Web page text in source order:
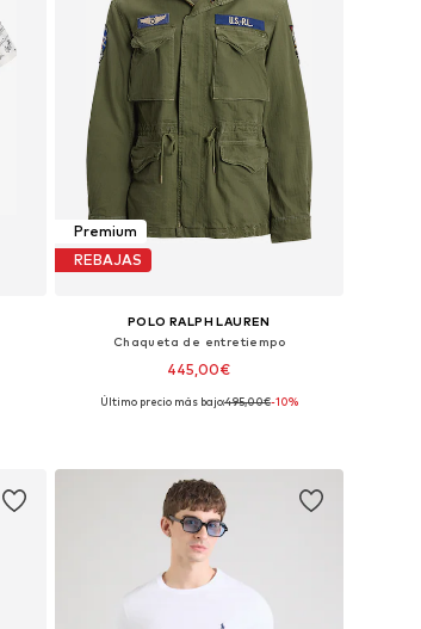
Premium
REBAJAS
POLO RALPH LAUREN
Chaqueta de entretiempo
445,00€
Tallas disponibles: M, L, XL, XXL
Último precio más bajo:495,00€-10%